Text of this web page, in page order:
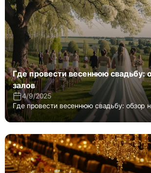
Где провести весеннюю свадьбу:
залов
4/9/2025
Где провести весеннюю свадьбу: обзор